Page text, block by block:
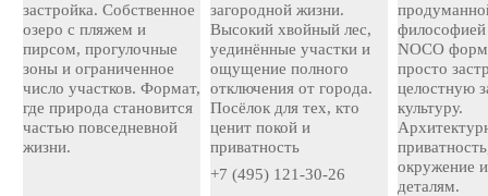
застройка. Собственное
озеро с пляжем и
пирсом, прогулочные
зоны и ограниченное
число участков. Формат,
где природа становится
частью повседневной
жизни.
загородной жизни.
Высокий хвойный лес,
уединённые участки и
ощущение полного
отключения от города.
Посёлок для тех, кто
ценит покой и
приватность
+7 (495) 121-30-26
NOCO
просто
целостную
культуру.
окружение
деталям.